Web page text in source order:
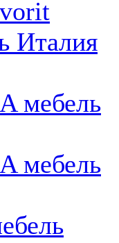
Италия
мебель
мебель